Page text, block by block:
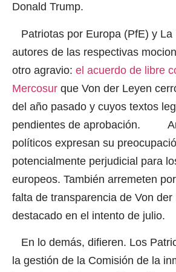
Donald Trump.
Patriotas por Europa (PfE) y La
autores de las respectivas
otro agravio: el acuerdo de libre
Mercosur que Von der Leyen
del año pasado y cuyos textos
pendientes de aprobación.
políticos expresan su
potencialmente perjudicial para
europeos. También arremeten
falta de transparencia de Von der
destacado en el intento de julio.
En lo demás, difieren. Los
la gestión de la Comisión de la